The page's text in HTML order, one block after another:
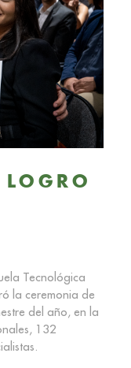
LOGRO
Tecnológica
la ceremonia de
del año, en la
132